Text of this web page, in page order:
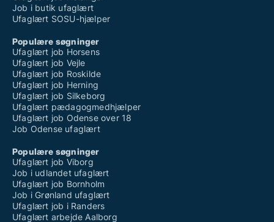
Job i butik ufaglært
Ufaglært SOSU-hjælper
Populære søgninger
Ufaglært job Horsens
Ufaglært job Vejle
Ufaglært job Roskilde
Ufaglært job Herning
Ufaglært job Silkeborg
Ufaglært pædagogmedhjælper
Ufaglært job Odense over 18
Job Odense ufaglært
Populære søgninger
Ufaglært job Viborg
Job i udlandet ufaglært
Ufaglært job Bornholm
Job i Grønland ufaglært
Ufaglært job i Randers
Ufaglært arbejde Aalborg